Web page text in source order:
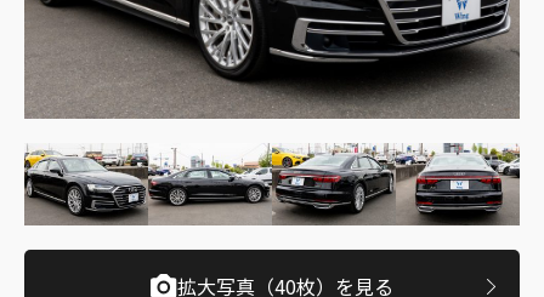
拡大写真（40枚）を見る